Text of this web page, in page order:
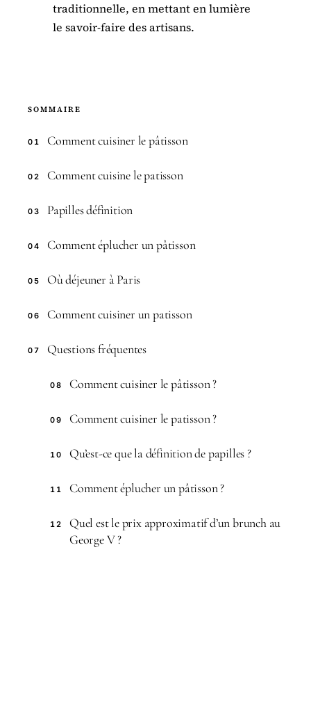
traditionnelle, en mettant en lumière
le savoir-faire des artisans.
SOMMAIRE
01 Comment cuisiner le pâtisson
02 Comment cuisine le patisson
03 Papilles définition
04 Comment éplucher un pâtisson
05 Où déjeuner à Paris
06 Comment cuisiner un patisson
07 Questions fréquentes
08 Comment cuisiner le pâtisson ?
09 Comment cuisiner le patisson ?
10 Qu’est-ce que la définition de papilles ?
11 Comment éplucher un pâtisson ?
12
Quel est le prix approximatif d’un brunch au
George V ?